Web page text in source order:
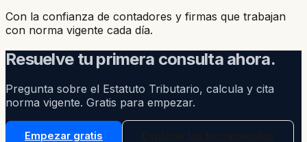
Con la confianza de contadores y firmas que trabajan
con norma vigente cada día.
Resuelve tu primera consulta ahora.
Pregunta sobre el Estatuto Tributario, calcula y cita
norma vigente. Gratis para empezar.
Empezar gratis